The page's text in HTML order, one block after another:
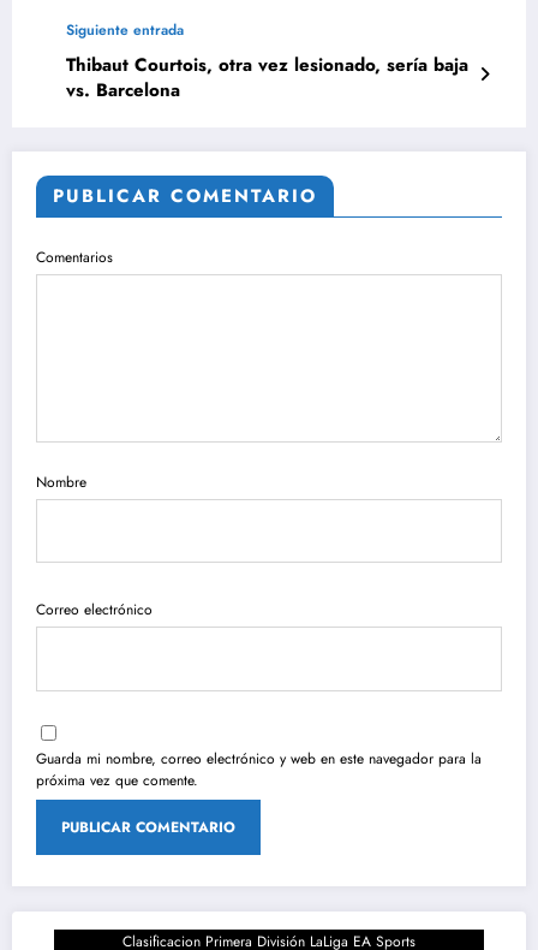
Siguiente entrada
Thibaut Courtois, otra vez lesionado, sería baja
vs. Barcelona
PUBLICAR COMENTARIO
Comentarios
Nombre
Correo electrónico
Guarda mi nombre, correo electrónico y web en este navegador para la
próxima vez que comente.
Clasificacion Primera División LaLiga EA Sports